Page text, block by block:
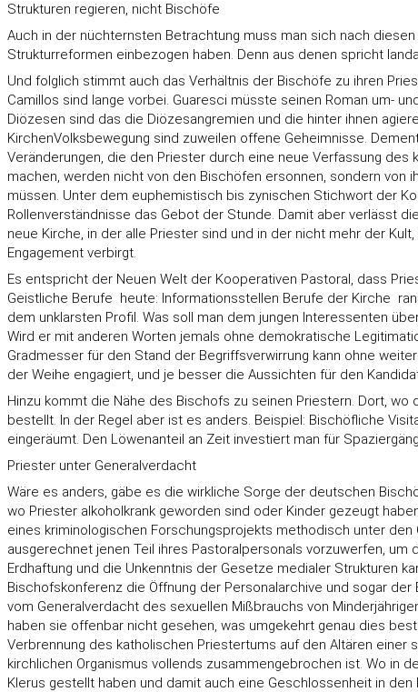
Strukturen regieren, nicht Bischöfe
Auch in der nüchternsten Betrachtung muss man sich nach
Strukturreformen einbezogen haben. Denn aus denen spricht
Und folglich stimmt auch das Verhältnis der Bischöfe zu ihren
Camillos sind lange vorbei. Guaresci müsste seinen Roman um-
Diözesen sind das die Diözesangremien und die hinter ihnen
KirchenVolksbewegung sind zuweilen offene Geheimnisse.
Veränderungen, die den Priester durch eine neue Verfassung des
machen, werden nicht von den Bischöfen ersonnen, sondern von
müssen. Unter dem euphemistisch bis zynischen Stichwort der
Rollenverständnisse das Gebot der Stunde. Damit aber verlässt
neue Kirche, in der alle Priester sind und in der nicht mehr der
Engagement verbirgt.
Es entspricht der Neuen Welt der Kooperativen Pastoral, dass
Geistliche Berufe  heute: Informationsstellen Berufe der Kirche
dem unklarsten Profil. Was soll man dem jungen Interessenten
Wird er mit anderen Worten jemals ohne demokratische
Gradmesser für den Stand der Begriffsverwirrung kann ohne
der Weihe engagiert, und je besser die Aussichten für den
Hinzu kommt die Nähe des Bischofs zu seinen Priestern. Dort, wo
bestellt. In der Regel aber ist es anders. Beispiel: Bischöfliche
eingeräumt. Den Löwenanteil an Zeit investiert man für
Priester unter Generalverdacht
Wäre es anders, gäbe es die wirkliche Sorge der deutschen
wo Priester alkoholkrank geworden sind oder Kinder gezeugt
eines kriminologischen Forschungsprojekts methodisch unter
ausgerechnet jenen Teil ihres Pastoralpersonals vorzuwerfen,
Erdhaftung und die Unkenntnis der Gesetze medialer Strukturen
Bischofskonferenz die Öffnung der Personalarchive und sogar
vom Generalverdacht des sexuellen Mißbrauchs von
haben sie offenbar nicht gesehen, was umgekehrt genau dies
Verbrennung des katholischen Priestertums auf den Altären
kirchlichen Organismus vollends zusammengebrochen ist. Wo in
Klerus gestellt haben und damit auch eine Geschlossenheit in